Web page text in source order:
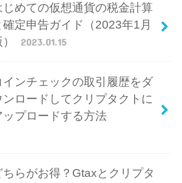
じめての仮想通貨の税金計算
確定申告ガイド（2023年1月
2023.01.15
インチェックの取引履歴をダ
ンロードしてクリプタクトに
ップロードする方法
ちらがお得？Gtaxとクリプタ